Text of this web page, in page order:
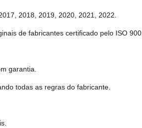
2018, 2019, 2020, 2021, 2022.
de fabricantes certificado pelo ISO
garantia.
todas as regras do fabricante.